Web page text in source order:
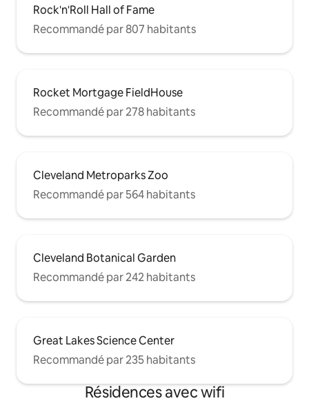
Rock'n'Roll Hall of Fame
Recommandé par 807 habitants
Rocket Mortgage FieldHouse
Recommandé par 278 habitants
Cleveland Metroparks Zoo
Recommandé par 564 habitants
Cleveland Botanical Garden
Recommandé par 242 habitants
Great Lakes Science Center
Recommandé par 235 habitants
Résidences avec wifi